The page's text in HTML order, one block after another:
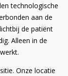
technologische
aan de
de patiënt
Alleen in de
Onze locatie